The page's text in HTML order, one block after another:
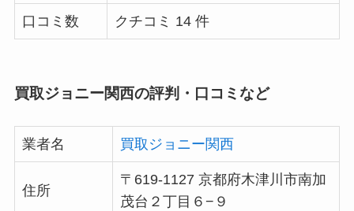
口コミ数 クチコミ 14 件
買取ジョニー関西の評判・口コミなど
業者名 買取ジョニー関西
住所
〒619-1127 京都府木津川市南加
茂台２丁目６−９